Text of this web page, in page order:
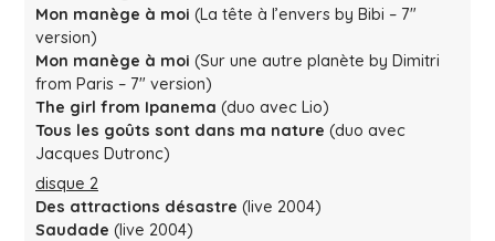
Mon manège à moi (La tête à l’envers by Bibi – 7″
version)
Mon manège à moi (Sur une autre planète by Dimitri
from Paris – 7″ version)
The girl from Ipanema (duo avec Lio)
Tous les goûts sont dans ma nature (duo avec
Jacques Dutronc)
disque 2
Des attractions désastre (live 2004)
Saudade (live 2004)